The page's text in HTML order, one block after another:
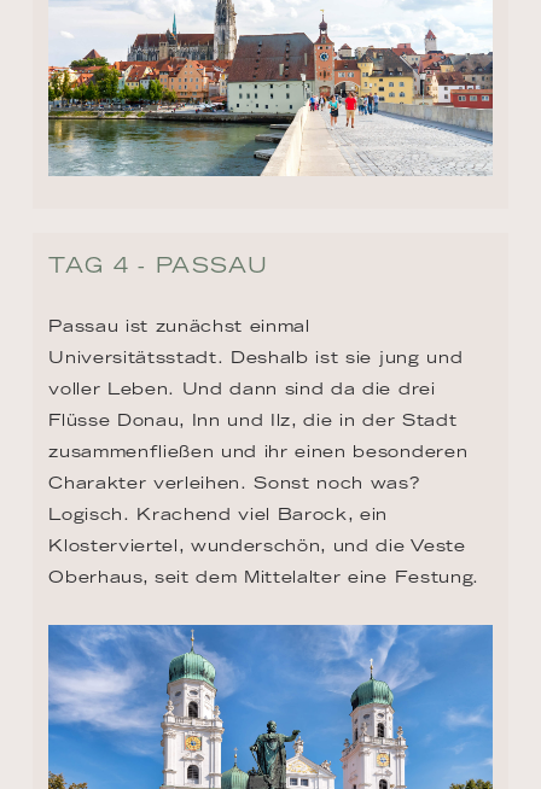
TAG 4 - PASSAU
Passau ist zunächst einmal
Universitätsstadt. Deshalb ist sie jung und
voller Leben. Und dann sind da die drei
Flüsse Donau, Inn und Ilz, die in der Stadt
zusammenfließen und ihr einen besonderen
Charakter verleihen. Sonst noch was?
Logisch. Krachend viel Barock, ein
Klosterviertel, wunderschön, und die Veste
Oberhaus, seit dem Mittelalter eine Festung.